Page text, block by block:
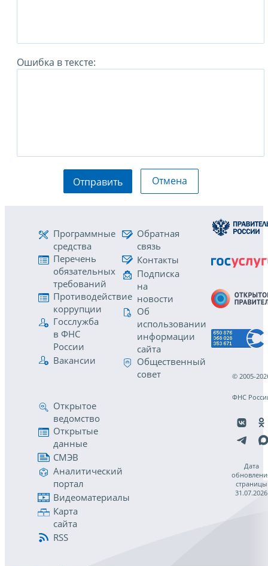
Ошибка в тексте:
Отправить Отмена
Программные
средства
Перечень
обязательных
требований
Противодействие
коррупции
Госслужба
в ФНС
России
Вакансии
Обратная
связь
Контакты
Подписка
на
новости
Об
использовании
информации
сайта
Общественный
совет
Открытое
ведомство
Открытые
данные
СМЭВ
Аналитический
портал
Видеоматериалы
Карта
сайта
RSS
© 2005-
ФНС
Дата
страницы
31.07.2026